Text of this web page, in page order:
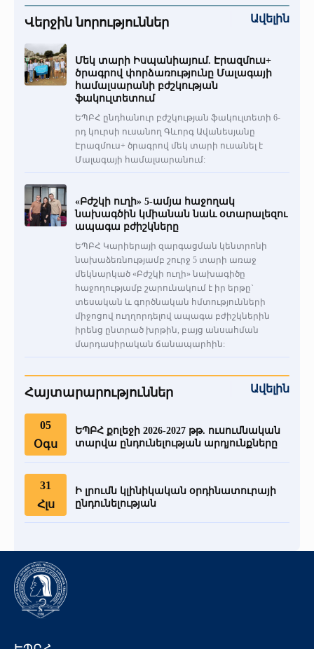
Վերջին նորություններ Ավելին
Մեկ տարի Իսպանիայում. Էրազմուս+
ծրագրով փորձառությունը Մալագայի
համալսարանի բժշկության
ֆակուլտետում
ԵՊԲՀ ընդհանուր բժշկության ֆակուլտետի 6-
րդ կուրսի ուսանող Գևորգ Ավանեսյանը
Էրազմուս+ ծրագրով մեկ տարի ուսանել է
Մալագայի համալսարանում:
«Բժշկի ուղի» 5-ամյա հաջողակ
նախագծին կմիանան նաև օտարալեզու
ապագա բժիշկները
ԵՊԲՀ Կարիերայի զարգացման կենտրոնի
նախաձեռնությամբ շուրջ 5 տարի առաջ
մեկնարկած «Բժշկի ուղի» նախագիծը
հաջողությամբ շարունակում է իր երթը`
տեսական և գործնական հմտությունների
միջոցով ուղղորդելով ապագա բժիշկներին
իրենց ընտրած խրթին, բայց անսահման
մարդասիրական ճանապարհին:
Հայտարարություններ Ավելին
05
Օգս
ԵՊԲՀ քոլեջի 2026-2027 թթ. ուսումնական
տարվա ընդունելության արդյունքները
31
Հլս
Ի լրումն կլինիկական օրդինատուրայի
ընդունելության